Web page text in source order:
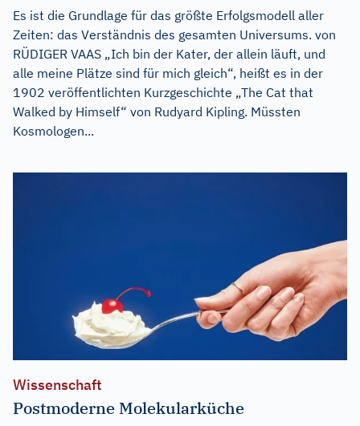
Es ist die Grundlage für das größte Erfolgsmodell aller
Zeiten: das Verständnis des gesamten Universums. von
RÜDIGER VAAS „Ich bin der Kater, der allein läuft, und
alle meine Plätze sind für mich gleich“, heißt es in der
1902 veröffentlichten Kurzgeschichte „The Cat that
Walked by Himself“ von Rudyard Kipling. Müssten
Kosmologen...
Wissenschaft
Postmoderne Molekularküche